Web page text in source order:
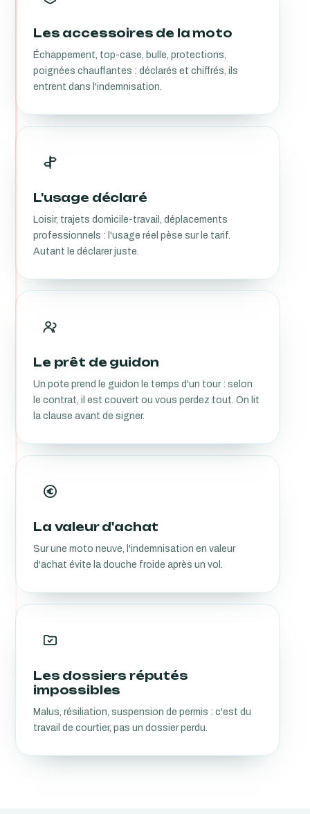
Les accessoires de la moto
Échappement, top-case, bulle, protections,
poignées chauffantes : déclarés et chiffrés, ils
entrent dans l'indemnisation.
L'usage déclaré
Loisir, trajets domicile-travail, déplacements
professionnels : l'usage réel pèse sur le tarif.
Autant le déclarer juste.
Le prêt de guidon
Un pote prend le guidon le temps d'un tour : selon
le contrat, il est couvert ou vous perdez tout. On lit
la clause avant de signer.
La valeur d'achat
Sur une moto neuve, l'indemnisation en valeur
d'achat évite la douche froide après un vol.
Les dossiers réputés
impossibles
Malus, résiliation, suspension de permis : c'est du
travail de courtier, pas un dossier perdu.